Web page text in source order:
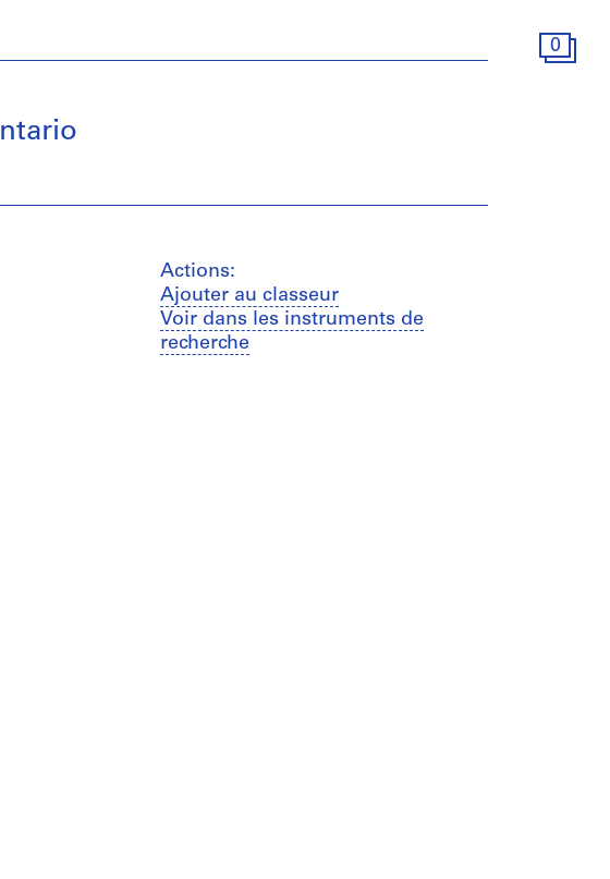
0
Actions:
Ajouter au classeur
Voir dans les instruments de
recherche